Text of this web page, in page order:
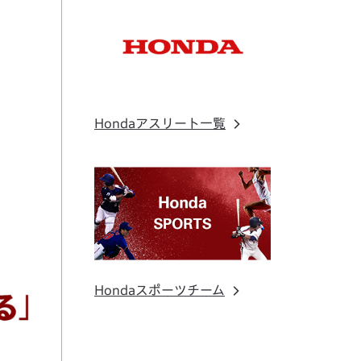
Hondaアスリート一覧
Hondaスポーツチーム